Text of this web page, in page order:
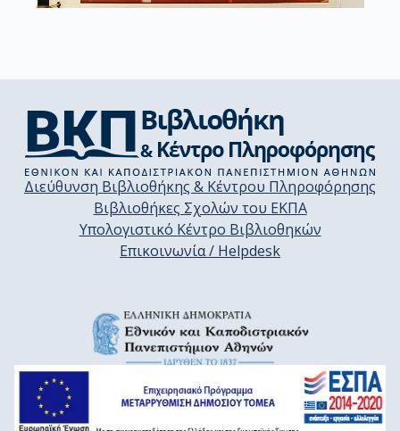
Διεύθυνση Βιβλιοθήκης & Κέντρου Πληροφόρησης
Βιβλιοθήκες Σχολών του ΕΚΠΑ
Υπολογιστικό Κέντρο Βιβλιοθηκών
Επικοινωνία / Helpdesk